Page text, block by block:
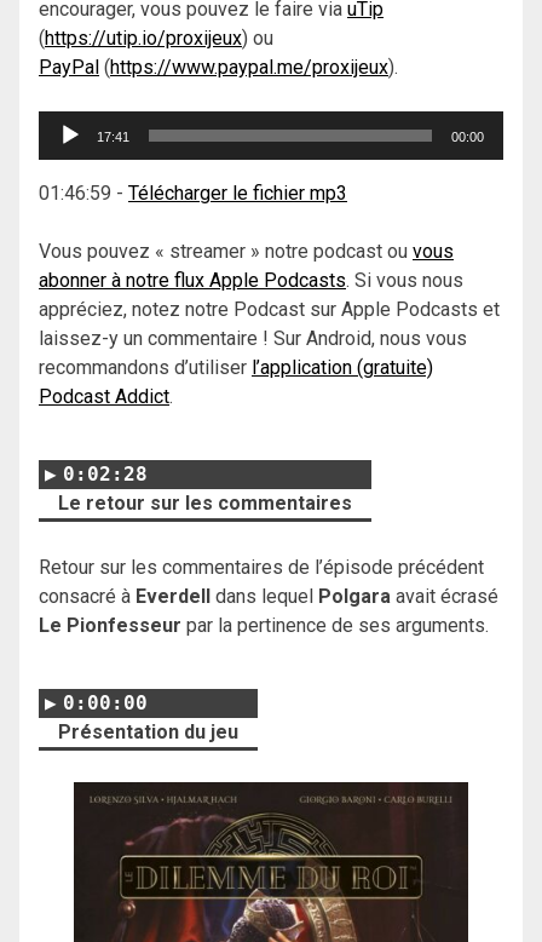
encourager, vous pouvez le faire via uTip
(https://utip.io/proxijeux) ou
PayPal (https://www.paypal.me/proxijeux).
Lecteur
17:41 00:00
01:46:59 - Télécharger le fichier mp3
Vous pouvez « streamer » notre podcast ou vous
abonner à notre flux Apple Podcasts. Si vous nous
appréciez, notez notre Podcast sur Apple Podcasts et
laissez-y un commentaire ! Sur Android, nous vous
recommandons d’utiliser l’application (gratuite)
Podcast Addict.
0:02:28
Le retour sur les commentaires
Retour sur les commentaires de l’épisode précédent
consacré à Everdell dans lequel Polgara avait écrasé
Le Pionfesseur par la pertinence de ses arguments.
0:00:00
Présentation du jeu